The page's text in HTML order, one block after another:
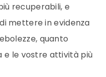
recuperabili, e
mettere in evidenza
quanto
e le vostre attività più